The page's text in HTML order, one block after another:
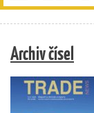
Archiv čísel